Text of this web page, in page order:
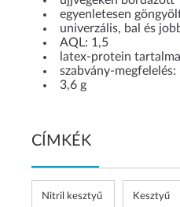
egyenletesen
univerzális, bal és
AQL: 1,5
latex-protein
szabvány-
3,6 g
CÍMKÉK
Nitril kesztyű Kesztyű